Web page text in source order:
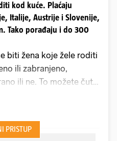
kod kuće. Plaćaju
Italije, Austrije i Slovenije,
Tako porađaju i do 300
biti žena koje žele roditi
ili zabranjeno,
ili ne. To možete čuti
bolnicu, odnosno ona
što, uostalom, ima i